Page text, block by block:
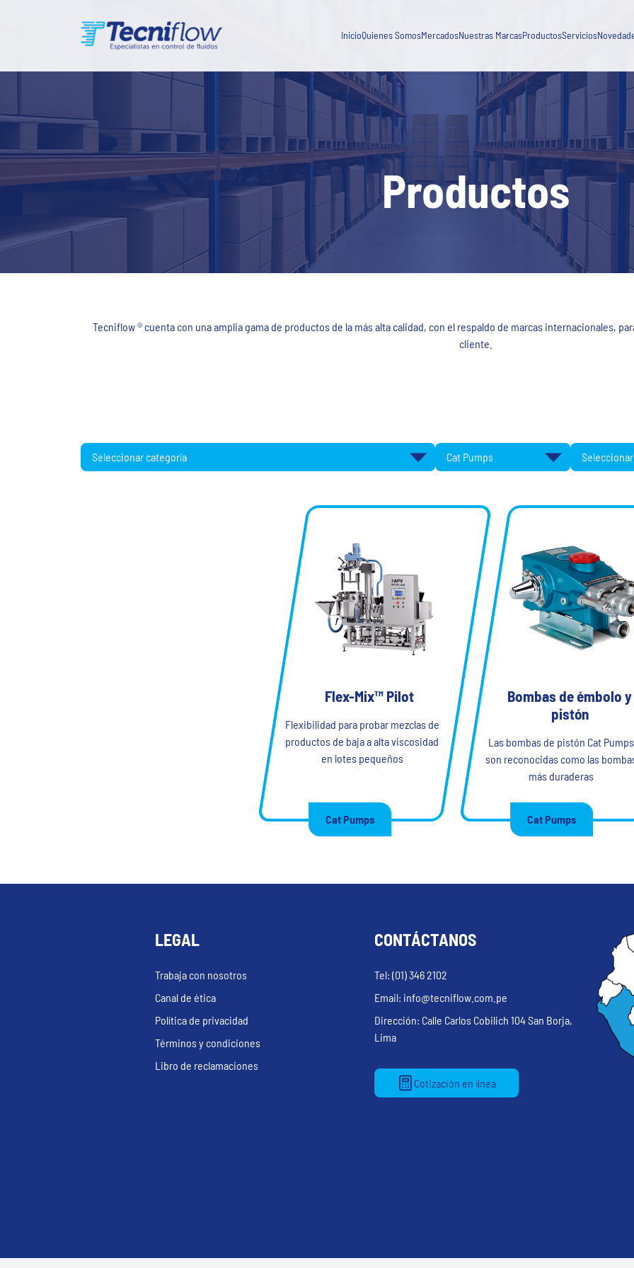
InicioQuienes SomosMercados
Industria General
Petróleo, gas y energía
Nuestras MarcasProductosServicios
Productos
Tecniflow ® cuenta con una amplia gama de productos de la más alta calidad, con el respaldo de marcas internacionales,
cliente.
Flex-Mix™ Pilot
Flexibilidad para probar mezclas de
productos de baja a alta viscosidad
en lotes pequeños
Cat Pumps
Bombas de émbolo y
pistón
Las bombas de pistón Cat Pumps
son reconocidas como las
más duraderas
Cat Pumps
LEGAL
Trabaja con nosotros
Canal de ética
Política de privacidad
Términos y condiciones
Libro de reclamaciones
CONTÁCTANOS
Tel: (01) 346 2102
Email: info@tecniflow.com.pe
Dirección: Calle Carlos Cobilich 104 San Borja,
Lima
Cotización en línea